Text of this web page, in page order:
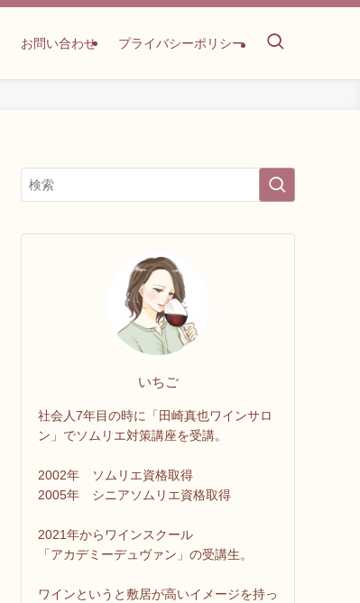
お問い合わせ プライバシーポリシー
いちご
社会人7年目の時に「田崎真也ワインサロ
ン」でソムリエ対策講座を受講。
2002年 ソムリエ資格取得
2005年 シニアソムリエ資格取得
2021年からワインスクール
「アカデミーデュヴァン」の受講生。
ワインというと敷居が高いイメージを持っ